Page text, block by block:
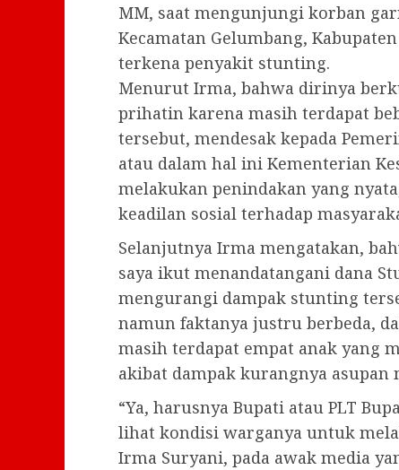
MM, saat mengunjungi korban
Kecamatan Gelumbang,
terkena penyakit stunting.
Menurut Irma, bahwa dirinya
prihatin karena masih terdapat
tersebut, mendesak kepada
atau dalam hal ini Kementerian
melakukan penindakan yang
keadilan sosial terhadap
Selanjutnya Irma mengatakan,
saya ikut menandatangani dana
mengurangi dampak stunting
namun faktanya justru berbeda,
masih terdapat empat anak yang
akibat dampak kurangnya
“Ya, harusnya Bupati atau PLT
lihat kondisi warganya untuk
Irma Suryani, pada awak media